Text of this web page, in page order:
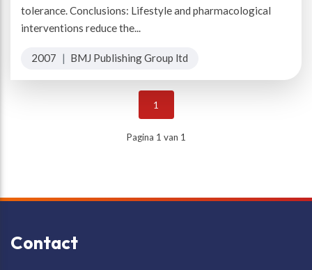
tolerance. Conclusions: Lifestyle and pharmacological
interventions reduce the...
2007 | BMJ Publishing Group ltd
1
Pagina 1 van 1
Contact